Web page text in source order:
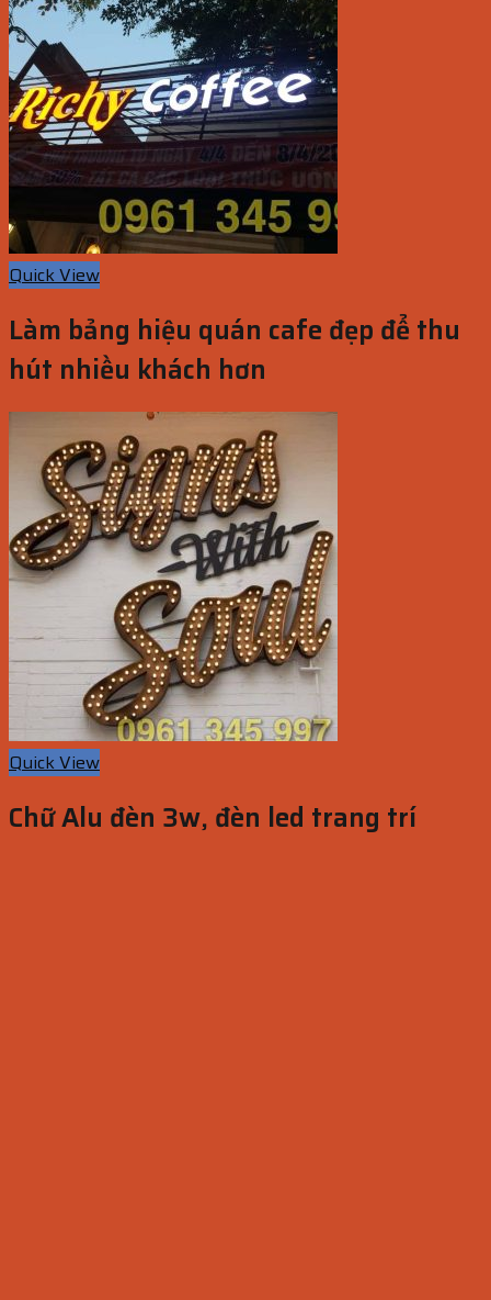
Quick View
Làm bảng hiệu quán cafe đẹp để thu
hút nhiều khách hơn
Quick View
Chữ Alu đèn 3w, đèn led trang trí